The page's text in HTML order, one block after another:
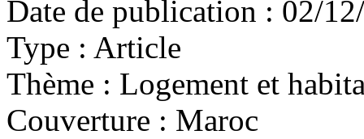
Date de publication : 02/
Type : Article
Thème : Logement et
Couverture : Maroc